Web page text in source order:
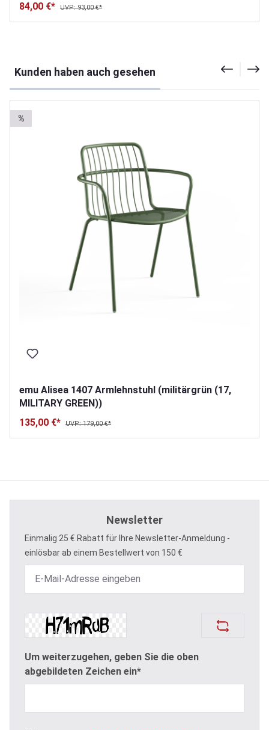
84,00 €* UVP: 93,00 €*
Kunden haben auch gesehen
%
emu Alisea 1407 Armlehnstuhl (militärgrün (17,
MILITARY GREEN))
135,00 €*
UVP: 179,00 €*
Newsletter
Einmalig 25 € Rabatt für Ihre Newsletter-Anmeldung -
einlösbar ab einem Bestellwert von 150 €
Um weiterzugehen, geben Sie die oben
abgebildeten Zeichen ein*